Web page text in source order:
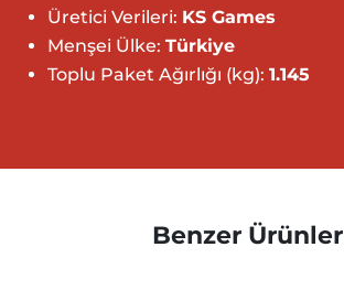
Üretici Verileri: KS Games
Menşei Ülke: Türkiye
Toplu Paket Ağırlığı (kg): 1.145
Benzer Ürünler